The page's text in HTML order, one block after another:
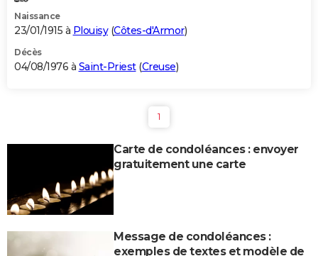
Naissance
23/01/1915 à Plouisy(Côtes-d'Armor)
Décès
04/08/1976 à Saint-Priest(Creuse)
1
Carte de condoléances : envoyer
gratuitement une carte
Message de condoléances :
exemples de textes et modèle de